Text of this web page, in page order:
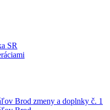
SR
Brod zmeny a doplnky č. 1